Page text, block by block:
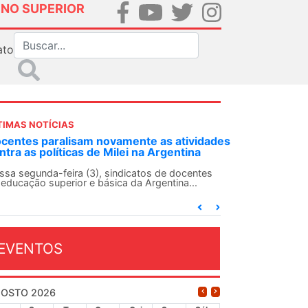
SUPERIOR
NOTÍCIAS
SN convoca docentes para Dia de
Internacionalista com Cuba em
de agosto
SN conclama suas seções sindicais e o